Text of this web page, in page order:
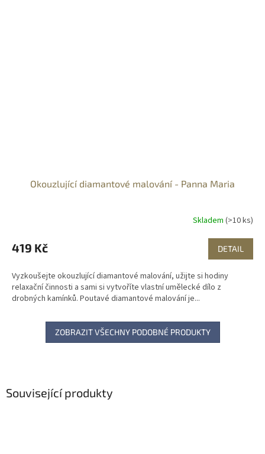
Související produkty
Okouzlující diamantové malování - Panna Maria
Skladem (>10 ks)
419 Kč DETAIL
Vyzkoušejte okouzlující diamantové malování, užijte si hodiny
relaxační činnosti a sami si vytvoříte vlastní umělecké dílo z
drobných kamínků. Poutavé diamantové malování je...
ZOBRAZIT VŠECHNY PODOBNÉ PRODUKTY